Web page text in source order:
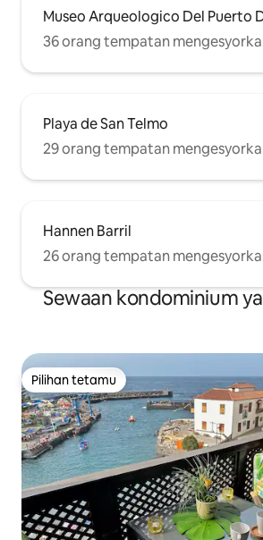
Museo Arqueologico Del Puerto
36 orang tempatan
Playa de San Telmo
29 orang tempatan
Hannen Barril
26 orang tempatan
Sewaan kondominium
Pilihan tetamu
Pilihan tetamu